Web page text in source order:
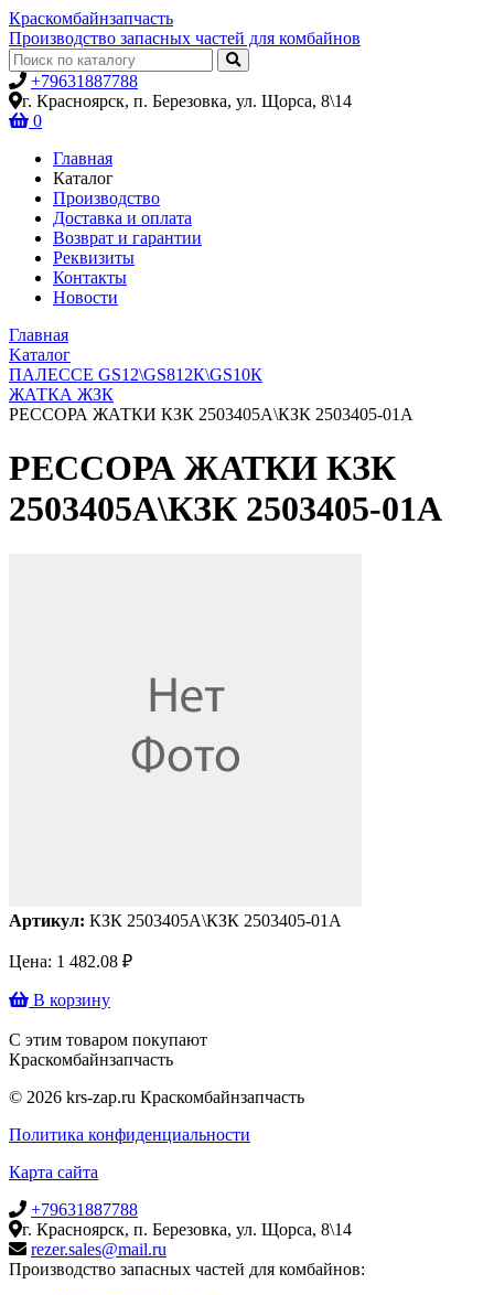
Краскомбайнзапчасть
Производство запасных частей для комбайнов
+79631887788
г. Красноярск, п. Березовка, ул. Щорса, 8\14
0
Главная
Каталог
Производство
Доставка и оплата
Возврат и гарантии
Реквизиты
Контакты
Новости
Главная
Kаталог
ПАЛЕССЕ GS12\GS812К\GS10К
ЖАТКА ЖЗК
РЕССОРА ЖАТКИ КЗК 2503405А\КЗК 2503405-01А
РЕССОРА ЖАТКИ КЗК
2503405А\КЗК 2503405-01А
Артикул: КЗК 2503405А\КЗК 2503405-01А
Цена: 1 482.08 ₽
В корзину
С этим товаром покупают
Краскомбайнзапчасть
© 2026 krs-zap.ru Краскомбайнзапчасть
Политика конфиденциальности
Карта сайта
+79631887788
г. Красноярск, п. Березовка, ул. Щорса, 8\14
rezer.sales@mail.ru
Производство запасных частей для комбайнов: